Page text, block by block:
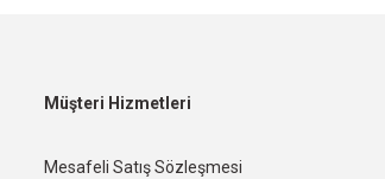
Müşteri Hizmetleri
Mesafeli Satış Sözleşmesi